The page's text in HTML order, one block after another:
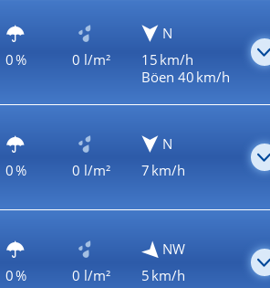
0 % 0 l/m²
N
15 km/h
Böen 40 km/h
0 % 0 l/m²
N
7 km/h
0 % 0 l/m²
NW
5 km/h